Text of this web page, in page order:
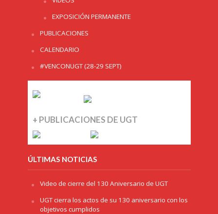
EXPOSICIÓN PERMANENTE
PUBLICACIONES
CALENDARIO
#VENCONUGT (28-29 SEPT)
+ PUBLICACIONES DE UGT
ÚLTIMAS NOTICIAS
Video de cierre del 130 Aniversario de UGT
UGT cierra los actos de su 130 aniversario con los
objetivos cumplidos